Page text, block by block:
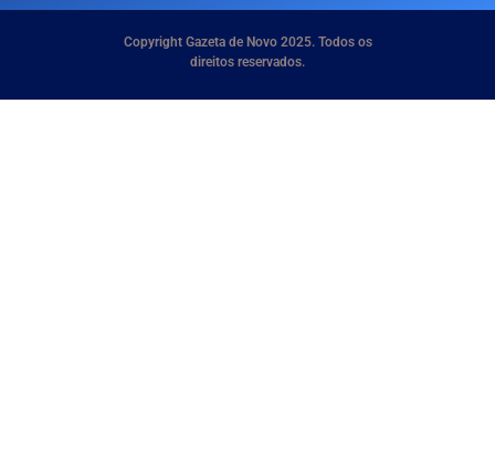
Copyright Gazeta de Novo 2025. Todos os
direitos reservados.